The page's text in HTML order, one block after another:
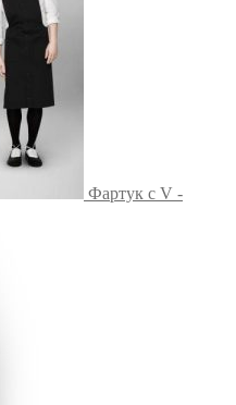
Фартук с V -